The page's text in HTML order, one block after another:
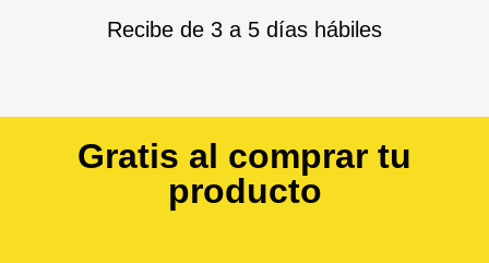
Recibe de 3 a 5 días hábiles
Gratis al comprar tu
producto